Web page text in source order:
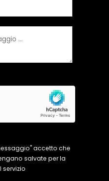
accetto che
salvate per la
servizio